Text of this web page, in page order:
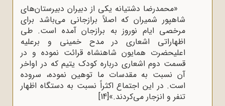
«محمدرضا دشتیانه یکی از دبیران دبیرستان‌های
شاهپور شمیران که اصلاً برازجانی می‌باشد برای
مرخصی ایام نوروز به برازجان آمده است. طی
اظهاراتی اشعاری در مدح خمینی و برعلیه
اعلیحضرت همایون شاهنشاه قرائت نموده و در
قسمت دوم اشعاری درباره کودک یتیم که در اواخر
آن نسبت به مقدسات ما توهین نموده، سروده
است. در این اجتماع اکثراً نسبت به دستگاه اظهار
تنفر و انزجار می‌کردند.»[14]